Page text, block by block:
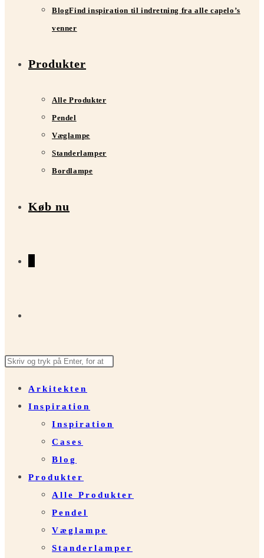
BlogFind inspiration til indretning fra alle capelo’s
venner
Produkter
Alle Produkter
Pendel
Væglampe
Standerlamper
Bordlampe
Køb nu
website
search
Search
website
Press
the
Arkitekten
Inspiration
Inspiration
Cases
Blog
Produkter
Alle Produkter
Pendel
Væglampe
Standerlamper